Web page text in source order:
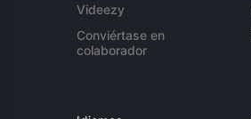
Videezy
Conviértase en
colaborador